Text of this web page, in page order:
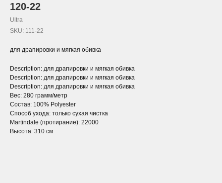
120-22
Ultra
SKU: 111-22
для драпировки и мягкая обивка
Description: для драпировки и мягкая обивка
Description: для драпировки и мягкая обивка
Description: для драпировки и мягкая обивка
Вес: 280 грамм/метр
Состав: 100% Polyester
Способ ухода: только сухая чистка
Martindale (протирание): 22000
Высота: 310 см